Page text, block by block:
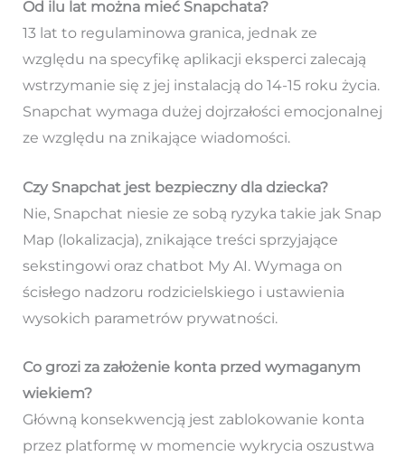
Od ilu lat można mieć Snapchata?
13 lat to regulaminowa granica, jednak ze
względu na specyfikę aplikacji eksperci zalecają
wstrzymanie się z jej instalacją do 14-15 roku życia.
Snapchat wymaga dużej dojrzałości emocjonalnej
ze względu na znikające wiadomości.
Czy Snapchat jest bezpieczny dla dziecka?
Nie, Snapchat niesie ze sobą ryzyka takie jak Snap
Map (lokalizacja), znikające treści sprzyjające
sekstingowi oraz chatbot My AI. Wymaga on
ścisłego nadzoru rodzicielskiego i ustawienia
wysokich parametrów prywatności.
Co grozi za założenie konta przed wymaganym
wiekiem?
Główną konsekwencją jest zablokowanie konta
przez platformę w momencie wykrycia oszustwa